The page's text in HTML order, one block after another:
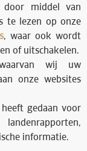
middel van
te lezen op onze
, waar ook wordt
of uitschakelen.
wij uw
onze websites
gedaan voor
informatie.